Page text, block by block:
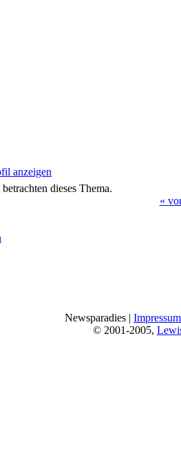
dieses Thema.
«
Newsparadies | Impressum
© 2001-2005,